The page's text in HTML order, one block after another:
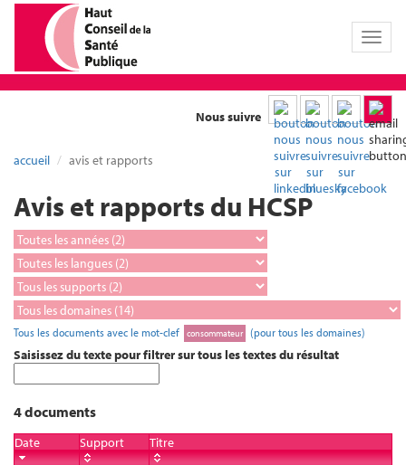
Toggle
Nous suivre
accueil avis et rapports
Avis et rapports du HCSP
Tous les documents avec le mot-clef consommateur (pour tous les domaines)
Saisissez du texte pour filtrer sur tous les textes du résultat
4 documents
Date Support
Titre